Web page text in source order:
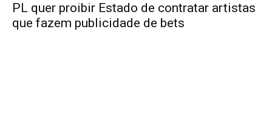
PL quer proibir Estado de contratar artistas
que fazem publicidade de bets